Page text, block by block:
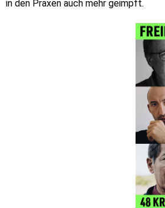
in den Praxen auch mehr geimpft.